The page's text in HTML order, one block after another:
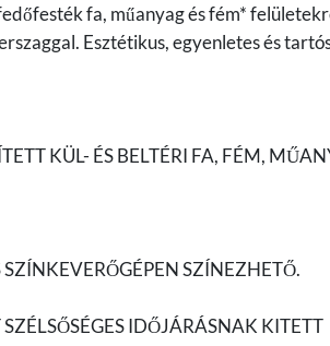
fa, műanyag és fém*
Esztétikus, egyenletes és
KÜL- ÉS BELTÉRI FA, FÉM,
SZÍNEZHETŐ.
IDŐJÁRÁSNAK KITETT